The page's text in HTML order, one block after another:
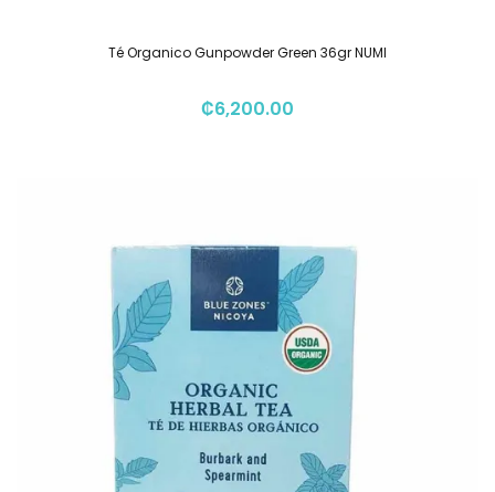
Té Organico Gunpowder Green 36gr NUMI
₡6,200.00